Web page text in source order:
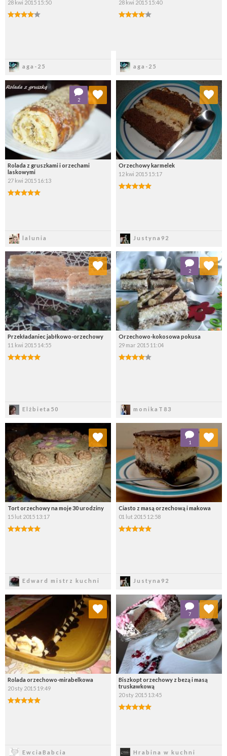
28 kwi 2015 15:50
aga-25
28 kwi 2015 15:40
aga-25
Rolada z gruszkami i orzechami
laskowymi
27 kwi 2015 16:13
lalunia
2
Dodaj do ulubionych
Wybierz listę:
Orzechowy karmelek
12 kwi 2015 15:17
Justyna92
Dodaj do ulubionych
Wybierz listę:
Przekładaniec jabłkowo-orzechowy
11 kwi 2015 14:55
Elżbieta50
Dodaj do ulubionych
Wybierz listę:
Orzechowo-kokosowa pokusa
29 mar 2015 11:04
monikaT83
2
Dodaj do ulubionych
Wybierz listę:
Tort orzechowy na moje 30 urodziny
15 lut 2015 13:17
Edward mistrz kuchni
Dodaj do ulubionych
Wybierz listę:
Ciasto z masą orzechową i makowa
01 lut 2015 12:58
Justyna92
1
Dodaj do ulubionych
Wybierz listę:
Rolada orzechowo-mirabelkowa
20 sty 2015 19:49
EwciaBabcia
Dodaj do ulubionych
Wybierz listę:
Biszkopt orzechowy z bezą i masą
truskawkową
20 sty 2015 13:45
Hrabina w kuchni
7
Dodaj do ulubionych
Wybierz listę: